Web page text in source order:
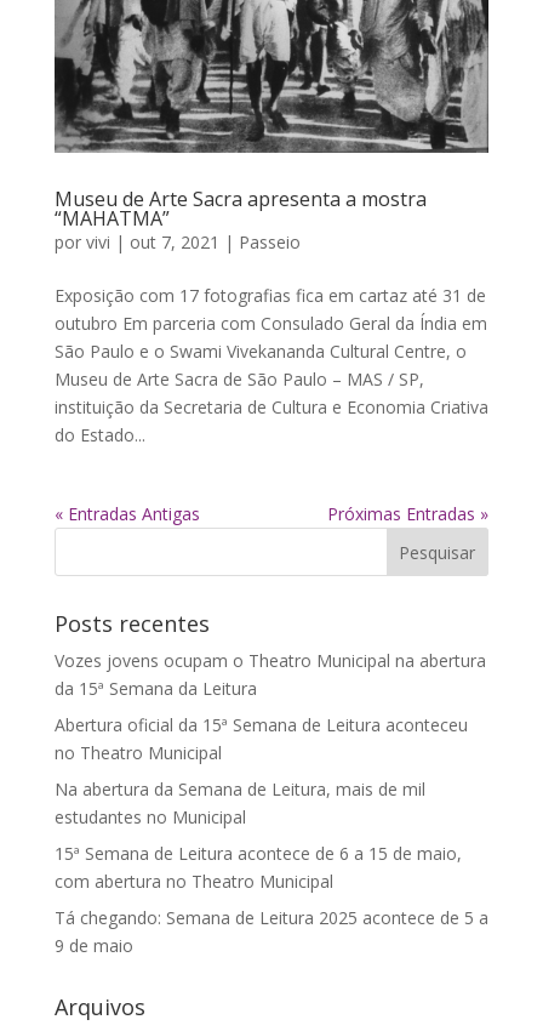
Museu de Arte Sacra apresenta a mostra
“MAHATMA”
por vivi | out 7, 2021 | Passeio
Exposição com 17 fotografias fica em cartaz até 31 de
outubro Em parceria com Consulado Geral da Índia em
São Paulo e o Swami Vivekananda Cultural Centre, o
Museu de Arte Sacra de São Paulo – MAS / SP,
instituição da Secretaria de Cultura e Economia Criativa
do Estado...
« Entradas Antigas Próximas Entradas »
Posts recentes
Vozes jovens ocupam o Theatro Municipal na abertura
da 15ª Semana da Leitura
Abertura oficial da 15ª Semana de Leitura aconteceu
no Theatro Municipal
Na abertura da Semana de Leitura, mais de mil
estudantes no Municipal
15ª Semana de Leitura acontece de 6 a 15 de maio,
com abertura no Theatro Municipal
Tá chegando: Semana de Leitura 2025 acontece de 5 a
9 de maio
Arquivos